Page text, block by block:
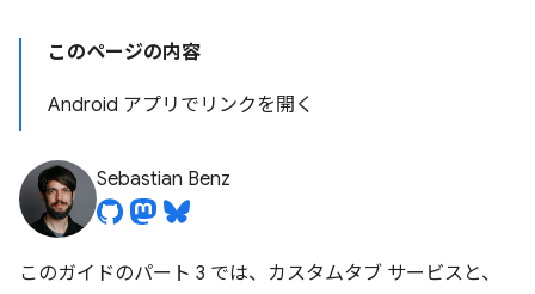
このページの内容
Android アプリでリンクを開く
Sebastian Benz
このガイドのパート 3 では、カスタムタブ サービスと、